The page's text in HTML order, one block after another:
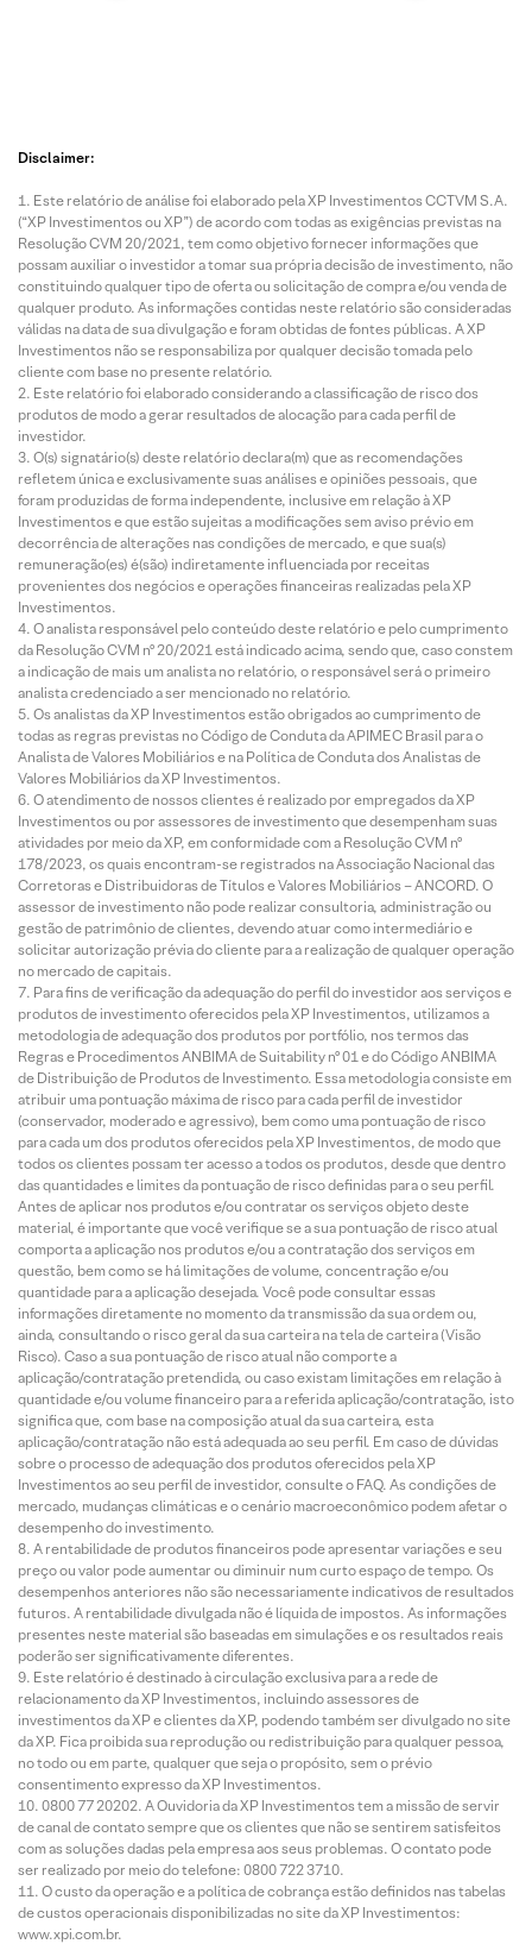
Disclaimer:
Este relatório de análise foi elaborado pela XP Investimentos CCTVM S.A.
(“XP Investimentos ou XP”) de acordo com todas as exigências previstas na
Resolução CVM 20/2021, tem como objetivo fornecer informações que
possam auxiliar o investidor a tomar sua própria decisão de investimento, não
constituindo qualquer tipo de oferta ou solicitação de compra e/ou venda de
qualquer produto. As informações contidas neste relatório são consideradas
válidas na data de sua divulgação e foram obtidas de fontes públicas. A XP
Investimentos não se responsabiliza por qualquer decisão tomada pelo
cliente com base no presente relatório.
Este relatório foi elaborado considerando a classificação de risco dos
produtos de modo a gerar resultados de alocação para cada perfil de
investidor.
O(s) signatário(s) deste relatório declara(m) que as recomendações
refletem única e exclusivamente suas análises e opiniões pessoais, que
foram produzidas de forma independente, inclusive em relação à XP
Investimentos e que estão sujeitas a modificações sem aviso prévio em
decorrência de alterações nas condições de mercado, e que sua(s)
remuneração(es) é(são) indiretamente influenciada por receitas
provenientes dos negócios e operações financeiras realizadas pela XP
Investimentos.
O analista responsável pelo conteúdo deste relatório e pelo cumprimento
da Resolução CVM nº 20/2021 está indicado acima, sendo que, caso constem
a indicação de mais um analista no relatório, o responsável será o primeiro
analista credenciado a ser mencionado no relatório.
Os analistas da XP Investimentos estão obrigados ao cumprimento de
todas as regras previstas no Código de Conduta da APIMEC Brasil para o
Analista de Valores Mobiliários e na Política de Conduta dos Analistas de
Valores Mobiliários da XP Investimentos.
O atendimento de nossos clientes é realizado por empregados da XP
Investimentos ou por assessores de investimento que desempenham suas
atividades por meio da XP, em conformidade com a Resolução CVM nº
178/2023, os quais encontram-se registrados na Associação Nacional das
Corretoras e Distribuidoras de Títulos e Valores Mobiliários – ANCORD. O
assessor de investimento não pode realizar consultoria, administração ou
gestão de patrimônio de clientes, devendo atuar como intermediário e
solicitar autorização prévia do cliente para a realização de qualquer operação
no mercado de capitais.
Para fins de verificação da adequação do perfil do investidor aos serviços e
produtos de investimento oferecidos pela XP Investimentos, utilizamos a
metodologia de adequação dos produtos por portfólio, nos termos das
Regras e Procedimentos ANBIMA de Suitability nº 01 e do Código ANBIMA
de Distribuição de Produtos de Investimento. Essa metodologia consiste em
atribuir uma pontuação máxima de risco para cada perfil de investidor
(conservador, moderado e agressivo), bem como uma pontuação de risco
para cada um dos produtos oferecidos pela XP Investimentos, de modo que
todos os clientes possam ter acesso a todos os produtos, desde que dentro
das quantidades e limites da pontuação de risco definidas para o seu perfil.
Antes de aplicar nos produtos e/ou contratar os serviços objeto deste
material, é importante que você verifique se a sua pontuação de risco atual
comporta a aplicação nos produtos e/ou a contratação dos serviços em
questão, bem como se há limitações de volume, concentração e/ou
quantidade para a aplicação desejada. Você pode consultar essas
informações diretamente no momento da transmissão da sua ordem ou,
ainda, consultando o risco geral da sua carteira na tela de carteira (Visão
Risco). Caso a sua pontuação de risco atual não comporte a
aplicação/contratação pretendida, ou caso existam limitações em relação à
quantidade e/ou volume financeiro para a referida aplicação/contratação, isto
significa que, com base na composição atual da sua carteira, esta
aplicação/contratação não está adequada ao seu perfil. Em caso de dúvidas
sobre o processo de adequação dos produtos oferecidos pela XP
Investimentos ao seu perfil de investidor, consulte o FAQ. As condições de
mercado, mudanças climáticas e o cenário macroeconômico podem afetar o
desempenho do investimento.
A rentabilidade de produtos financeiros pode apresentar variações e seu
preço ou valor pode aumentar ou diminuir num curto espaço de tempo. Os
desempenhos anteriores não são necessariamente indicativos de resultados
futuros. A rentabilidade divulgada não é líquida de impostos. As informações
presentes neste material são baseadas em simulações e os resultados reais
poderão ser significativamente diferentes.
Este relatório é destinado à circulação exclusiva para a rede de
relacionamento da XP Investimentos, incluindo assessores de
investimentos da XP e clientes da XP, podendo também ser divulgado no site
da XP. Fica proibida sua reprodução ou redistribuição para qualquer pessoa,
no todo ou em parte, qualquer que seja o propósito, sem o prévio
consentimento expresso da XP Investimentos.
0800 77 20202. A Ouvidoria da XP Investimentos tem a missão de servir
de canal de contato sempre que os clientes que não se sentirem satisfeitos
com as soluções dadas pela empresa aos seus problemas. O contato pode
ser realizado por meio do telefone: 0800 722 3710.
O custo da operação e a política de cobrança estão definidos nas tabelas
de custos operacionais disponibilizadas no site da XP Investimentos:
www.xpi.com.br.